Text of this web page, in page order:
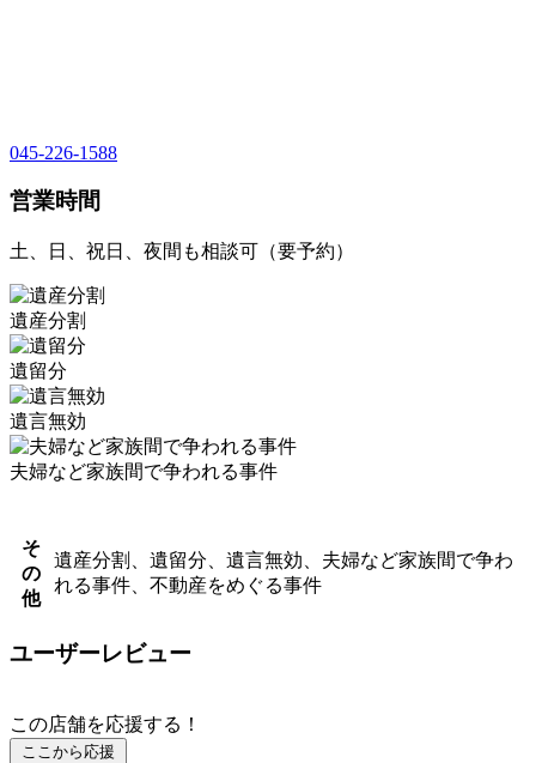
045-226-1588
営業時間
土、日、祝日、夜間も相談可（要予約）
遺産分割
遺留分
遺言無効
夫婦など家族間で争われる事件
そ
の
他
遺産分割、遺留分、遺言無効、夫婦など家族間で争わ
れる事件、不動産をめぐる事件
ユーザーレビュー
この店舗を応援する！
ここから応援